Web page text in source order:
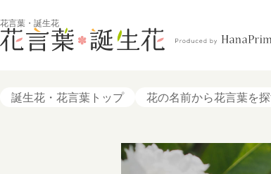
花言葉・誕生花
誕生花・花言葉トップ 花の名前から花言葉を